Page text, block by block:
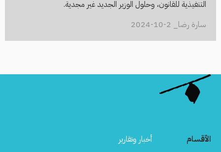
التنفيذية للقانون، وحلول الوزير الجديد غير مجدية.
سارة رضا_ 2-10-2024
الأقسام
أخبار وتقارير